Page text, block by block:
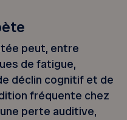
peut, entre
de fatigue,
déclin cognitif et de
fréquente chez
perte auditive,